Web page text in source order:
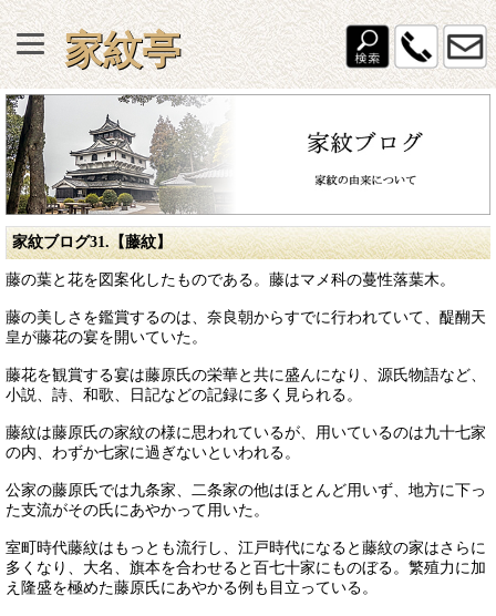
家紋亭
家紋ブログ31.【藤紋】
藤の葉と花を図案化したものである。藤はマメ科の蔓性落葉木。
藤の美しさを鑑賞するのは、奈良朝からすでに行われていて、醍醐天
皇が藤花の宴を開いていた。
藤花を観賞する宴は藤原氏の栄華と共に盛んになり、源氏物語など、
小説、詩、和歌、日記などの記録に多く見られる。
藤紋は藤原氏の家紋の様に思われているが、用いているのは九十七家
の内、わずか七家に過ぎないといわれる。
公家の藤原氏では九条家、二条家の他はほとんど用いず、地方に下っ
た支流がその氏にあやかって用いた。
室町時代藤紋はもっとも流行し、江戸時代になると藤紋の家はさらに
多くなり、大名、旗本を合わせると百七十家にものぼる。繁殖力に加
え隆盛を極めた藤原氏にあやかる例も目立っている。